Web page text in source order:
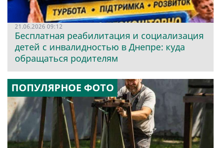
21.06.2026 09:12
Бесплатная реабилитация и социализация
детей с инвалидностью в Днепре: куда
обращаться родителям
ПОПУЛЯРНОЕ ФОТО